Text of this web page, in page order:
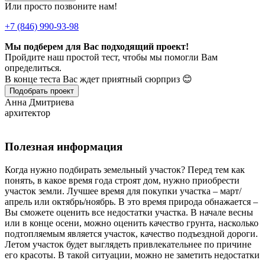
Или просто позвоните нам!
+7 (846) 990-93-98
Мы подберем для Вас подходящий проект!
Пройдите наш простой тест, чтобы мы помогли Вам
определиться.
В конце теста Вас ждет приятный сюрприз 😊
Подобрать проект
Анна Дмитриева
архитектор
Полезная информация
Когда нужно подбирать земельный участок? Перед тем как
понять, в какое время года строят дом, нужно приобрести
участок земли. Лучшее время для покупки участка – март/
апрель или октябрь/ноябрь. В это время природа обнажается –
Вы сможете оценить все недостатки участка. В начале весны
или в конце осени, можно оценить качество грунта, насколько
подтопляемым является участок, качество подъездной дороги.
Летом участок будет выглядеть привлекательнее по причине
его красоты. В такой ситуации, можно не заметить недостатки